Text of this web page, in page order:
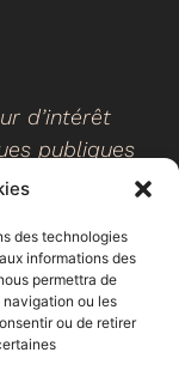
des technologies
informations des
permettra de
ou les
ou de retirer
d’intérêt
publiques
par Ethicweb